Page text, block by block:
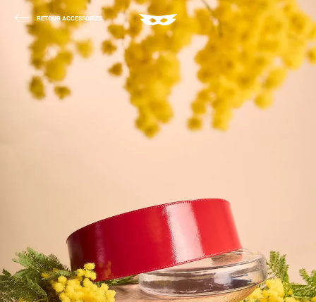
RETOUR ACCESSOIRES